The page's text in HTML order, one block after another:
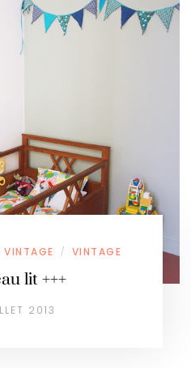
VINTAGE / VINTAGE
lit +++
2013